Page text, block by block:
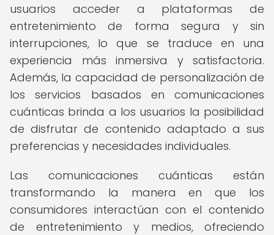
usuarios acceder a plataformas de
entretenimiento de forma segura y sin
interrupciones, lo que se traduce en una
experiencia más inmersiva y satisfactoria.
Además, la capacidad de personalización de
los servicios basados en comunicaciones
cuánticas brinda a los usuarios la posibilidad
de disfrutar de contenido adaptado a sus
preferencias y necesidades individuales.
Las comunicaciones cuánticas están
transformando la manera en que los
consumidores interactúan con el contenido
de entretenimiento y medios, ofreciendo